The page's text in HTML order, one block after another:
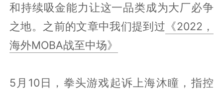
和持续吸金能力让这一品类成为大厂必争
之地。之前的文章中我们提到过 《2022，
海外MOBA战至中场》
5月10日，拳头游戏起诉上海沐瞳，指控